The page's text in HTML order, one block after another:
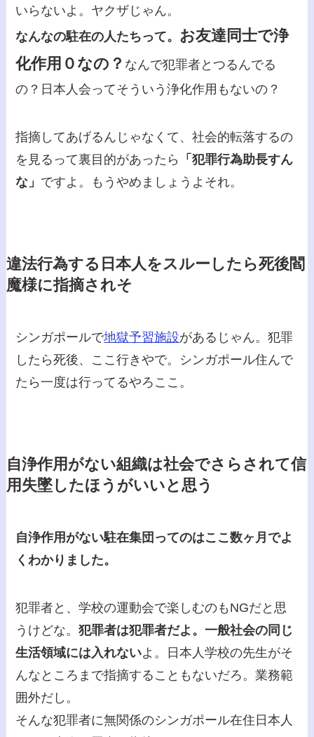
いらないよ。ヤクザじゃん。
なんなの駐在の人たちって。 お友達同士で浄
化作用０なの？ なんで犯罪者とつるんでる
の？日本人会ってそういう浄化作用もないの？
指摘してあげるんじゃなくて、社会的転落するの
を見るって裏目的があったら
「犯罪行為助長すん
な」 ですよ。もうやめましょうよそれ。
違法行為する日本人をスルーしたら死後閻
魔様に指摘されそ
シンガポールで地獄予習施設があるじゃん。犯罪
したら死後、ここ行きやで。シンガポール住んで
たら一度は行ってるやろここ。
自浄作用がない組織は社会でさらされて信
用失墜したほうがいいと思う
自浄作用がない駐在集団ってのはここ数ヶ月でよ
くわかりました。
犯罪者と、学校の運動会で楽しむのもNGだと思
うけどな。犯罪者は犯罪者だよ。一般社会の同じ
生活領域には入れないよ。日本人学校の先生がそ
んなところまで指摘することもないだろ。業務範
囲外だし。
そんな犯罪者に無関係のシンガポール在住日本人